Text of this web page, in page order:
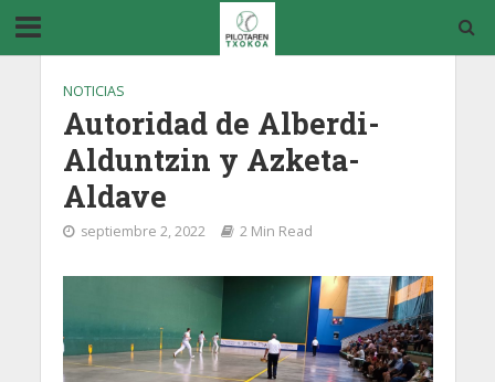
NOTICIAS
Autoridad de Alberdi-
Alduntzin y Azketa-
Aldave
septiembre 2, 2022 2 Min Read